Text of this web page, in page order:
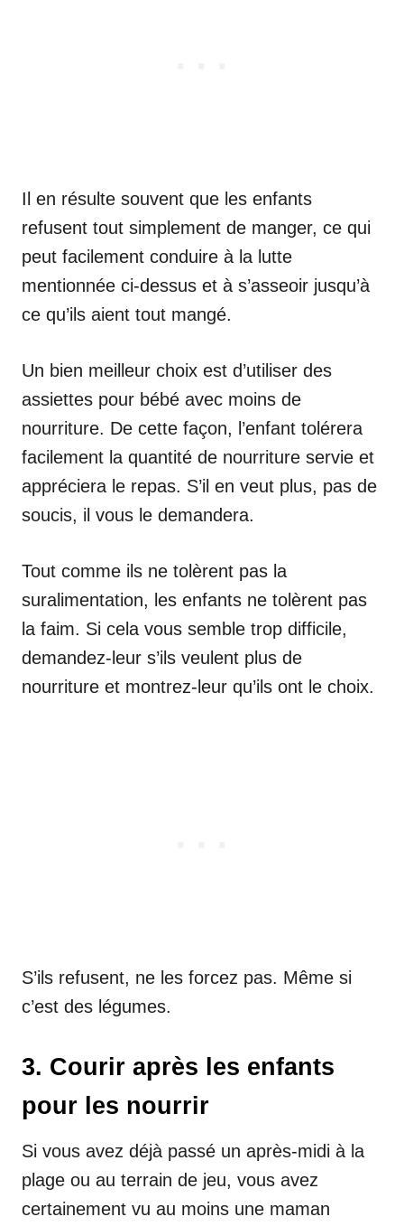
Il en résulte souvent que les enfants
refusent tout simplement de manger, ce qui
peut facilement conduire à la lutte
mentionnée ci-dessus et à s’asseoir jusqu’à
ce qu’ils aient tout mangé.
Un bien meilleur choix est d’utiliser des
assiettes pour bébé avec moins de
nourriture. De cette façon, l’enfant tolérera
facilement la quantité de nourriture servie et
appréciera le repas. S’il en veut plus, pas de
soucis, il vous le demandera.
Tout comme ils ne tolèrent pas la
suralimentation, les enfants ne tolèrent pas
la faim. Si cela vous semble trop difficile,
demandez-leur s’ils veulent plus de
nourriture et montrez-leur qu’ils ont le choix.
S’ils refusent, ne les forcez pas. Même si
c’est des légumes.
3. Courir après les enfants
pour les nourrir
Si vous avez déjà passé un après-midi à la
plage ou au terrain de jeu, vous avez
certainement vu au moins une maman